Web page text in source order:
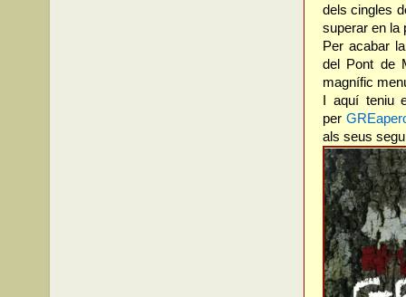
dels cingles
superar en la
Per acabar
del Pont de
magnífic
I aquí teniu
per
als seus